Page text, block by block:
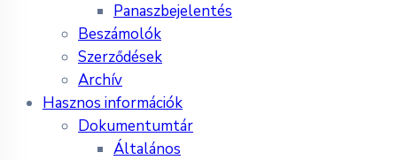
Panaszbejelentés
Beszámolók
Szerződések
Archív
Hasznos információk
Dokumentumtár
Általános